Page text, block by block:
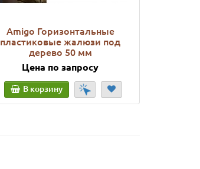
Amigo Горизонтальные
пластиковые жалюзи под
дерево 50 мм
Цена по запросу
В корзину